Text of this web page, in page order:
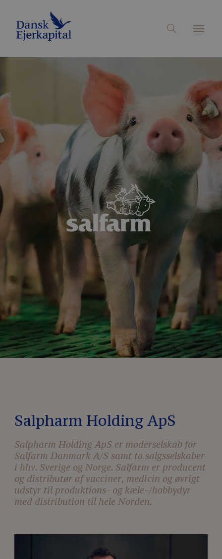
Salpharm Holding ApS
Salpharm Holding ApS er moderselskab for
Salfarm Danmark A/S samt to salgsselskaber
i hhv. Sverige og Norge. Salfarm er producent
og distributør af vacciner, medicin og øvrigt
udstyr til produktions- og kæle-/hobbydyr
med distribution til hele Norden.